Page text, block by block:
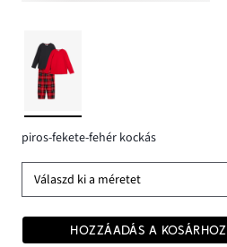
piros-fekete-fehér kockás
Válaszd ki a méretet
HOZZÁADÁS A KOSÁRHOZ